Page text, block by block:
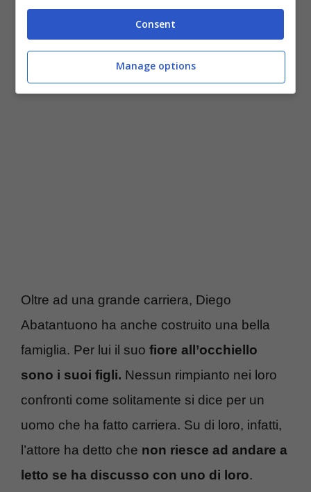
risparmiato nemmeno su quello.
Diego Abatantuono ed il rapporto con i
figli: la confessione
Oltre ad una grande carriera, Diego
Abatantuono ha anche costruito una bella
famiglia. Per lui il suo fiore all’occhiello
sono i suoi figli. Nessun rimpianto nei loro
confronti come solitamente si dice per un
uomo che ha fatto carriera. Su di loro, infatti,
l’attore ha detto che non riesce ad andare a
letto se ha discusso con uno di loro.
Consent
Manage options